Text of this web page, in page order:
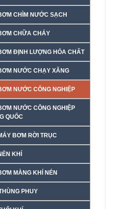
CHÌM NƯỚC SẠCH
CHỮA CHÁY
ĐỊNH LƯỢNG HÓA CHẤT
NƯỚC CHẠY XĂNG
NƯỚC CÔNG NGHIỆP
NƯỚC CÔNG NGHIỆP
QUỐC
BƠM RỜI TRỤC
KHÍ
MÀNG KHÍ NÉN
PHUY